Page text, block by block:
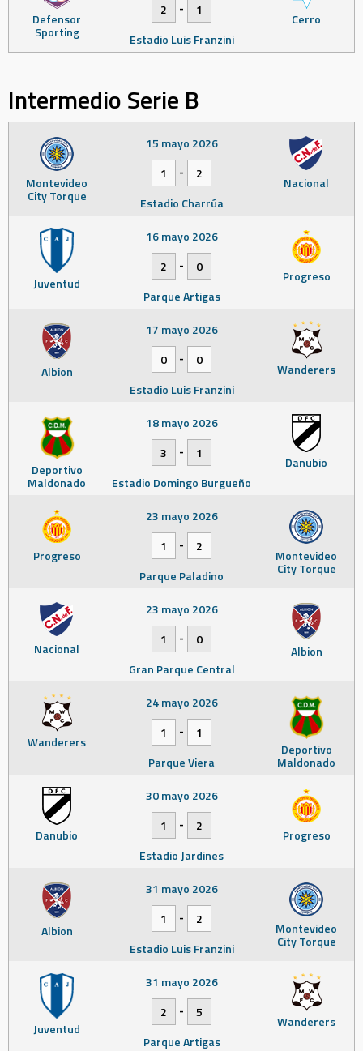
Defensor
Sporting
Cerro
2 -
1
Estadio Luis Franzini
Intermedio Serie B
Montevideo
City Torque
Nacional
15 mayo 2026
1
-
2
Estadio Charrúa
Juventud Progreso
16 mayo 2026
2
-
0
Parque Artigas
Albion Wanderers
17 mayo 2026
0
-
0
Estadio Luis Franzini
Deportivo
Maldonado
Danubio
18 mayo 2026
3
-
1
Estadio Domingo Burgueño
Progreso Montevideo
City Torque
23 mayo 2026
1
-
2
Parque Paladino
Nacional Albion
23 mayo 2026
1
-
0
Gran Parque Central
Wanderers Deportivo
Maldonado
24 mayo 2026
1
-
1
Parque Viera
Danubio Progreso
30 mayo 2026
1
-
2
Estadio Jardines
Albion Montevideo
City Torque
31 mayo 2026
1
-
2
Estadio Luis Franzini
Juventud Wanderers
31 mayo 2026
2
-
5
Parque Artigas